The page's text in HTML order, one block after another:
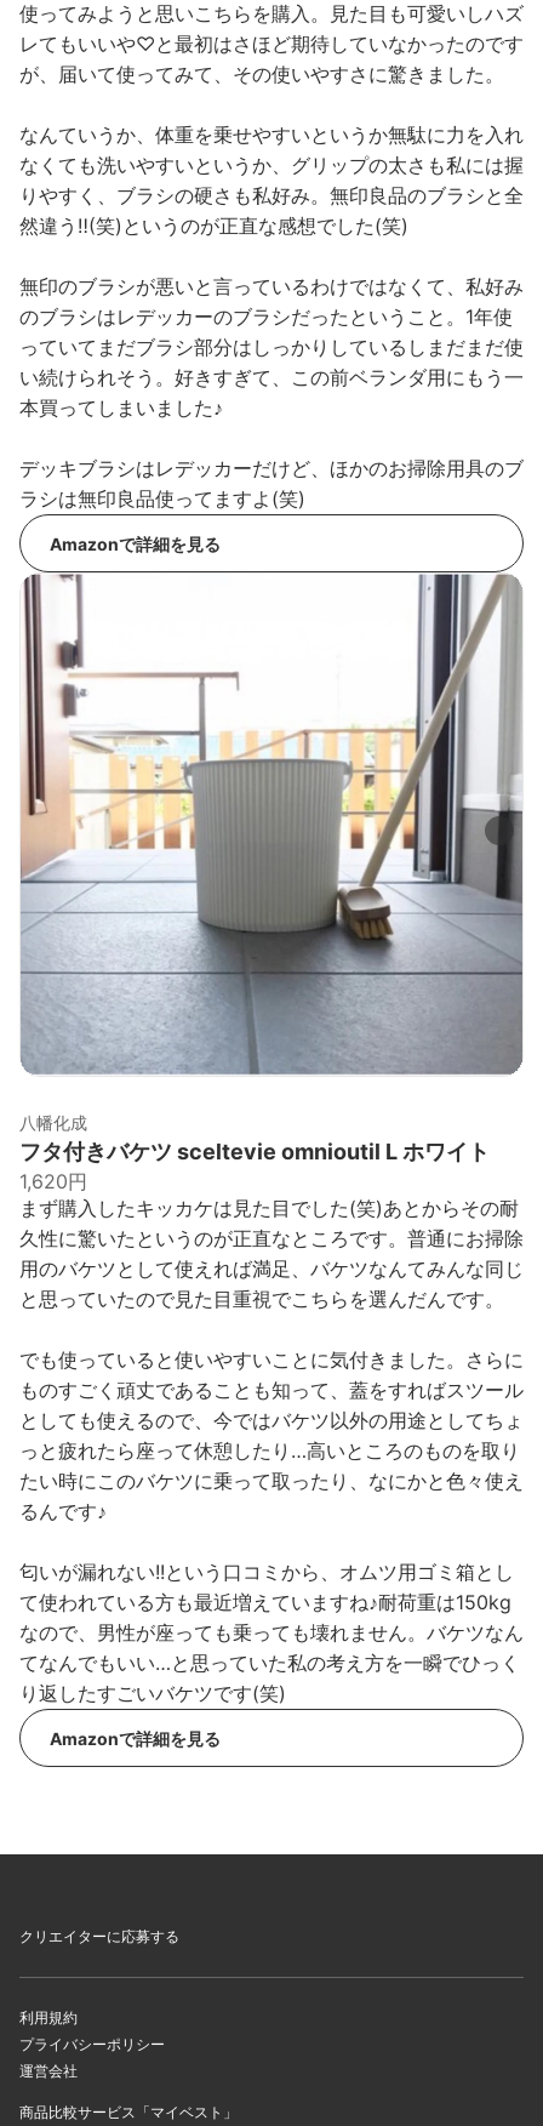
使ってみようと思いこちらを購入。見た目も可愛いしハズ
レてもいいや♡と最初はさほど期待していなかったのです
が、届いて使ってみて、その使いやすさに驚きました。
なんていうか、体重を乗せやすいというか無駄に力を入れ
なくても洗いやすいというか、グリップの太さも私には握
りやすく、ブラシの硬さも私好み。無印良品のブラシと全
然違う‼︎(笑)というのが正直な感想でした(笑)
無印のブラシが悪いと言っているわけではなくて、私好み
のブラシはレデッカーのブラシだったということ。1年使
っていてまだブラシ部分はしっかりしているしまだまだ使
い続けられそう。好きすぎて、この前ベランダ用にもう一
本買ってしまいました♪
デッキブラシはレデッカーだけど、ほかのお掃除用具のブ
ラシは無印良品使ってますよ(笑)
Amazonで詳細を見る
八幡化成
フタ付きバケツ sceltevie omnioutil L ホワイト
1,620円
まず購入したキッカケは見た目でした(笑)あとからその耐
久性に驚いたというのが正直なところです。普通にお掃除
用のバケツとして使えれば満足、バケツなんてみんな同じ
と思っていたので見た目重視でこちらを選んだんです。
でも使っていると使いやすいことに気付きました。さらに
ものすごく頑丈であることも知って、蓋をすればスツール
としても使えるので、今ではバケツ以外の用途としてちょ
っと疲れたら座って休憩したり…高いところのものを取り
たい時にこのバケツに乗って取ったり、なにかと色々使え
るんです♪
匂いが漏れない!!という口コミから、オムツ用ゴミ箱とし
て使われている方も最近増えていますね♪耐荷重は150kg
なので、男性が座っても乗っても壊れません。バケツなん
てなんでもいい…と思っていた私の考え方を一瞬でひっく
り返したすごいバケツです(笑)
Amazonで詳細を見る
クリエイターに応募する
利用規約
プライバシーポリシー
運営会社
商品比較サービス「マイベスト」